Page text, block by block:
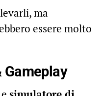
ma
essere molto
Gameplay